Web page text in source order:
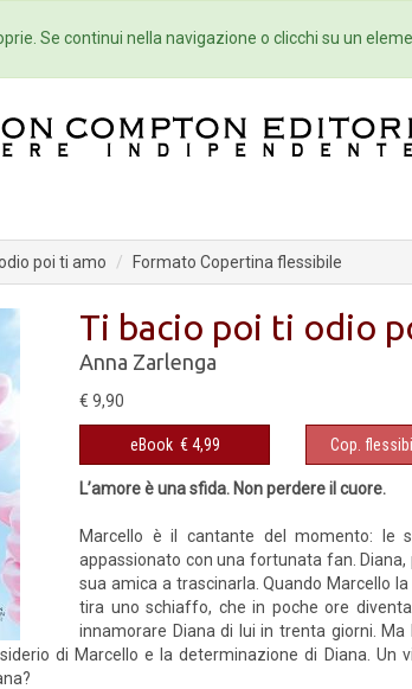
Autori Eventi Collane
poi ti amo Formato Copertina flessibile
Ti bacio poi ti odio
Anna Zarlenga
€ 9,90
eBook € 4,99 Cop.
L’amore è una sfida. Non perdere il cuore.
Marcello è il cantante del momento: le
appassionato con una fortunata fan.
sua amica a trascinarla. Quando Marcello
tira uno schiaffo, che in poche ore
innamorare Diana di lui in trenta giorni.
di Marcello e la determinazione di Diana. Un
Se continui nella navigazione o clicchi su un